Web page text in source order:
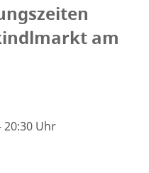
am
20:30 Uhr